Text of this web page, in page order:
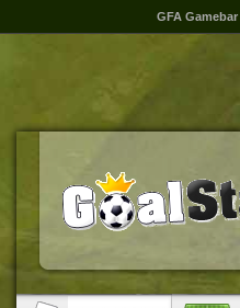
GFA Gamebar